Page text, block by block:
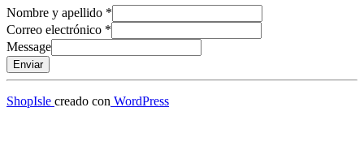
Nombre y apellido *
Correo electrónico *
Message
Enviar
ShopIsle creado con WordPress